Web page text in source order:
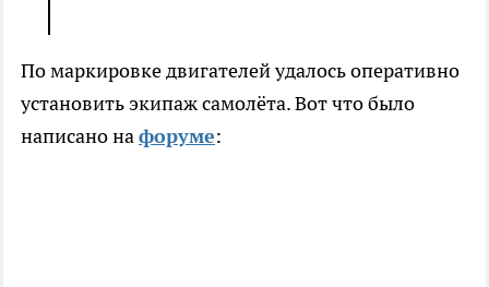
По маркировке двигателей удалось оперативно
установить экипаж самолёта. Вот что было
написано нафоруме: